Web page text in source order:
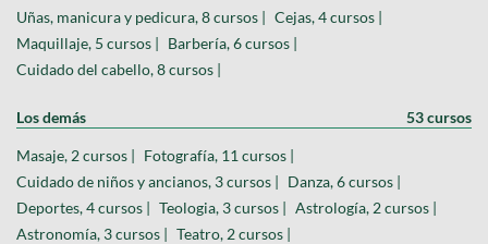
Uñas, manicura y pedicura, 8 cursos | Cejas, 4 cursos |
Maquillaje, 5 cursos | Barbería, 6 cursos |
Cuidado del cabello, 8 cursos |
Los demás 53 cursos
Masaje, 2 cursos | Fotografía, 11 cursos |
Cuidado de niños y ancianos, 3 cursos | Danza, 6 cursos |
Deportes, 4 cursos | Teologia, 3 cursos | Astrología, 2 cursos |
Astronomía, 3 cursos | Teatro, 2 cursos |